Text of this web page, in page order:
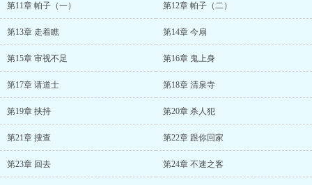
第11章 帕子（一） 第12章 帕子（二）
第13章 走着瞧 第14章 今扇
第15章 审视不足 第16章 鬼上身
第17章 请道士 第18章 清泉寺
第19章 挟持 第20章 杀人犯
第21章 搜查 第22章 跟你回家
第23章 回去 第24章 不速之客